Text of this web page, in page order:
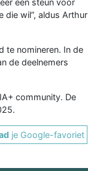
die wil”, aldus Arthur
te nomineren. In de
de deelnemers
community. De
je Google-favoriet